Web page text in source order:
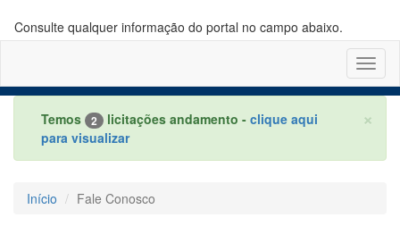
Consulte qualquer informação do portal no campo abaixo.
×
Temos 2 licitações andamento - clique aqui
para visualizar
Início Fale Conosco